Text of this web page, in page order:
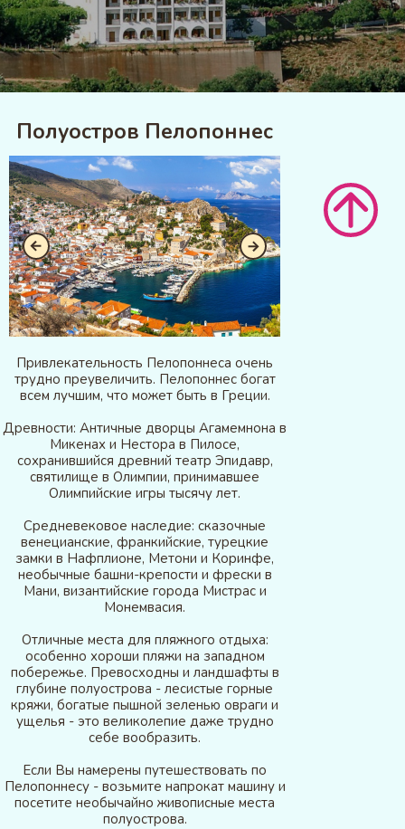
Полуостров Пелопоннес
Привлекательность Пелопоннеса очень
трудно преувеличить. Пелопоннес богат
всем лучшим, что может быть в Греции.
Древности: Античные дворцы Агамемнона в
Микенах и Нестора в Пилосе,
сохранившийся древний театр Эпидавр,
святилище в Олимпии, принимавшее
Олимпийские игры тысячу лет.
Средневековое наследие: сказочные
венецианские, франкийские, турецкие
замки в Нафплионе, Метони и Коринфе,
необычные башни-крепости и фрески в
Мани, византийские города Мистрас и
Монемвасия.
Отличные места для пляжного отдыха:
особенно хороши пляжи на западном
побережье. Превосходны и ландшафты в
глубине полуострова - лесистые горные
кряжи, богатые пышной зеленью овраги и
ущелья - это великолепие даже трудно
себе вообразить.
Если Вы намерены путешествовать по
Пелопоннесу - возьмите напрокат машину и
посетите необычайно живописные места
полуострова.